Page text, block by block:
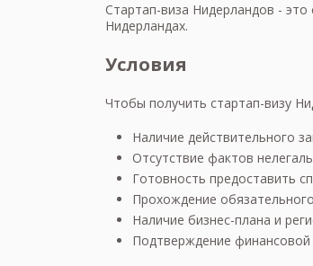
Стартап-виза Нидерландов -
Нидерландах.
Условия
Чтобы получить стартап-визу
Наличие действительного
Отсутствие фактов
Готовность предоставить
Прохождение
Наличие бизнес-плана и
Подтверждение финансовой